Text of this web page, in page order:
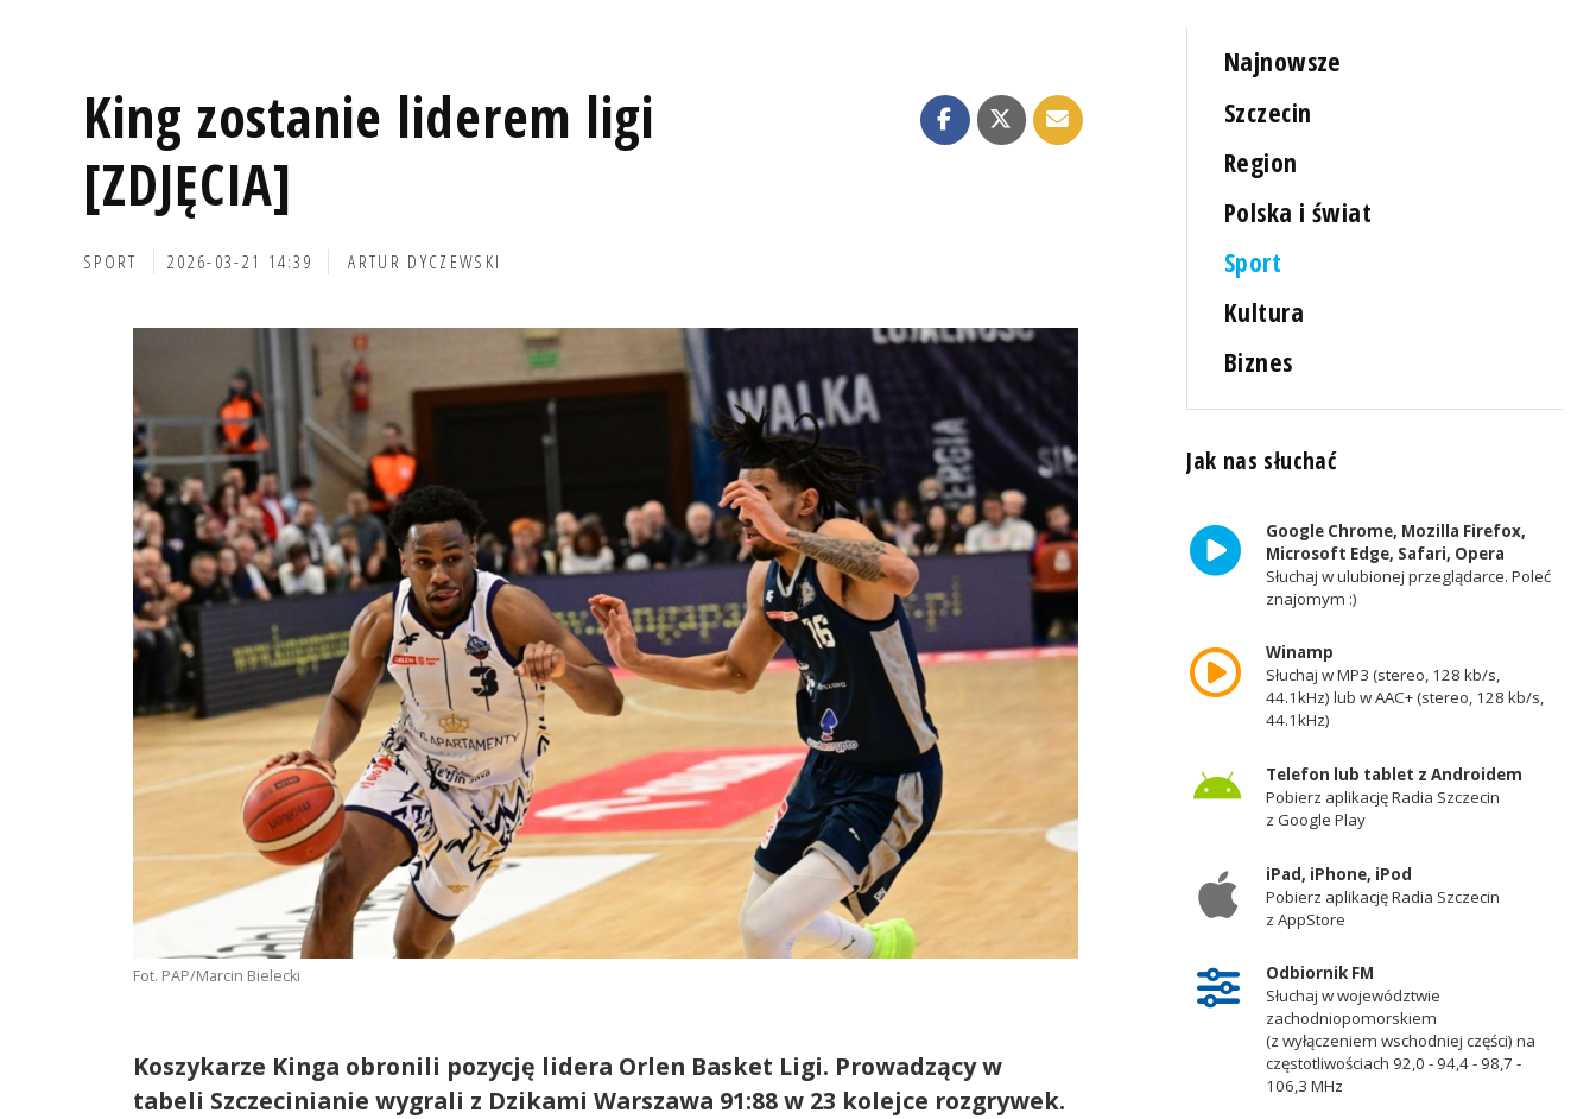
King zostanie liderem ligi
[ZDJĘCIA]
SPORT 2026-03-21 14:39 ARTUR DYCZEWSKI
Fot. PAP/Marcin Bielecki
Koszykarze Kinga obronili pozycję lidera Orlen Basket Ligi. Prowadzący w
tabeli Szczecinianie wygrali z Dzikami Warszawa 91:88 w 23 kolejce rozgrywek.
Najnowsze
Szczecin
Region
Polska i świat
Sport
Kultura
Biznes
Jak nas słuchać
Google Chrome, Mozilla Firefox,
Microsoft Edge, Safari, Opera
Słuchaj w ulubionej przeglądarce. Poleć
znajomym :)
Winamp
Słuchaj w MP3 (stereo, 128 kb/s,
44.1kHz) lub w AAC+ (stereo, 128 kb/s,
44.1kHz)
Telefon lub tablet z Androidem
Pobierz aplikację Radia Szczecin
z Google Play
iPad, iPhone, iPod
Pobierz aplikację Radia Szczecin
z AppStore
Odbiornik FM
Słuchaj w województwie
zachodniopomorskiem
(z wyłączeniem wschodniej części) na
częstotliwościach 92,0 - 94,4 - 98,7 -
106,3 MHz